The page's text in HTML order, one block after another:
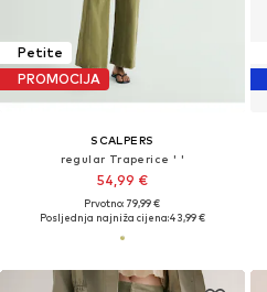
Petite
PROMOCIJA
SCALPERS
regular Traperice ' '
54,99 €
Prvotno: 79,99 €
Posljednja najniža cijena:43,99 €